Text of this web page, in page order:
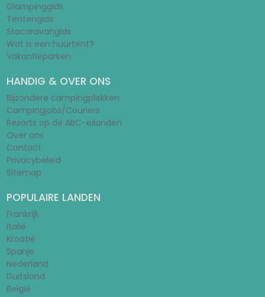
Glampinggids
Tentengids
Stacaravangids
Wat is een huurtent?
Vakantieparken
HANDIG & OVER ONS
Bijzondere campingplekken
Campingjobs/Couriers
Resorts op de ABC-eilanden
Over ons
Contact
Privacybeleid
Sitemap
POPULAIRE LANDEN
Frankrijk
Italië
Kroatië
Spanje
Nederland
Duitsland
België